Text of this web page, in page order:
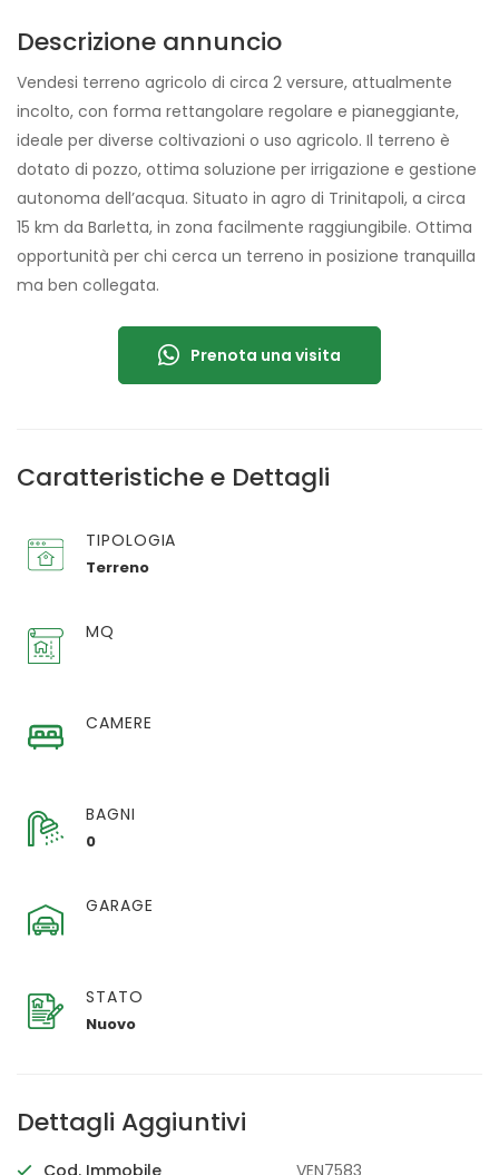
Descrizione annuncio
Vendesi terreno agricolo di circa 2 versure, attualmente
incolto, con forma rettangolare regolare e pianeggiante,
ideale per diverse coltivazioni o uso agricolo. Il terreno è
dotato di pozzo, ottima soluzione per irrigazione e gestione
autonoma dell’acqua. Situato in agro di Trinitapoli, a circa
15 km da Barletta, in zona facilmente raggiungibile. Ottima
opportunità per chi cerca un terreno in posizione tranquilla
ma ben collegata.
Prenota una visita
Caratteristiche e Dettagli
TIPOLOGIA
Terreno
MQ
CAMERE
BAGNI
0
GARAGE
STATO
Nuovo
Dettagli Aggiuntivi
Cod. Immobile
VEN7583